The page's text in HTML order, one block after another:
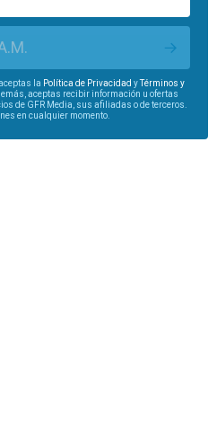
la Política de Privacidad yTérminos y
aceptas recibir información u ofertas
de GFR Media, sus afiliadas o de terceros.
en cualquier momento.